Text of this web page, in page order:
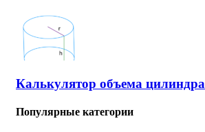
Калькулятор объема цилиндра
Популярные категории